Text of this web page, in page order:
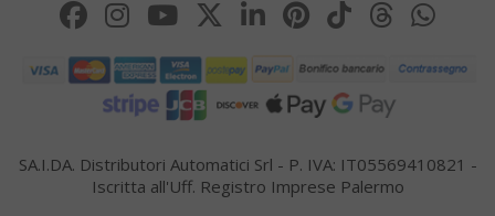
SA.I.DA. Distributori Automatici Srl - P. IVA: IT05569410821 -
Iscritta all'Uff. Registro Imprese Palermo
__cf_bm